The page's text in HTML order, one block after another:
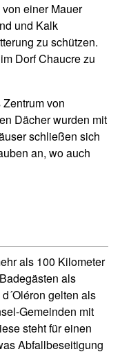
einer Mauer
und Kalk
zu schützen.
Dorf Chaucre zu
von
Dächer wurden mit
schließen sich
an, wo auch
als 100 Kilometer
als
gelten als
Gemeinden mit
steht für einen
Abfallbeseitigung